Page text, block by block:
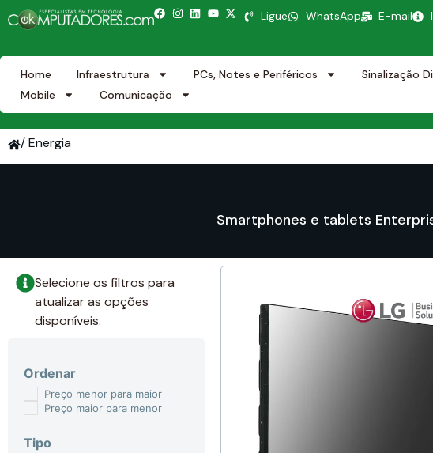
Ligue WhatsApp E-mail
Home Infraestrutura PCs, Notes e Periféricos
Sinalização
Mobile
Comunicação
/ Energia
Smartphones e tablets
Selecione os filtros para
atualizar as opções
disponíveis.
Ordenar
Preço menor para maior
Preço maior para menor
Tipo